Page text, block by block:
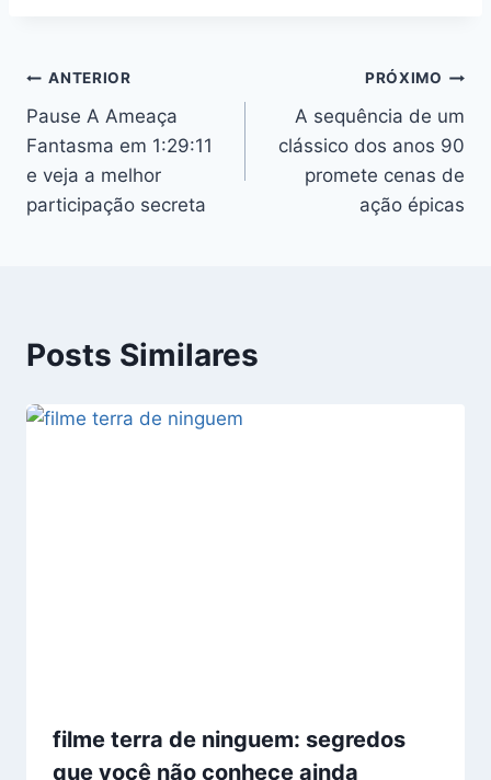
Navegação
de
Post
ANTERIOR
Pause A Ameaça
Fantasma em 1:29:11
e veja a melhor
participação secreta
PRÓXIMO
A sequência de um
clássico dos anos 90
promete cenas de
ação épicas
Posts Similares
filme terra de ninguem: segredos
que você não conhece ainda